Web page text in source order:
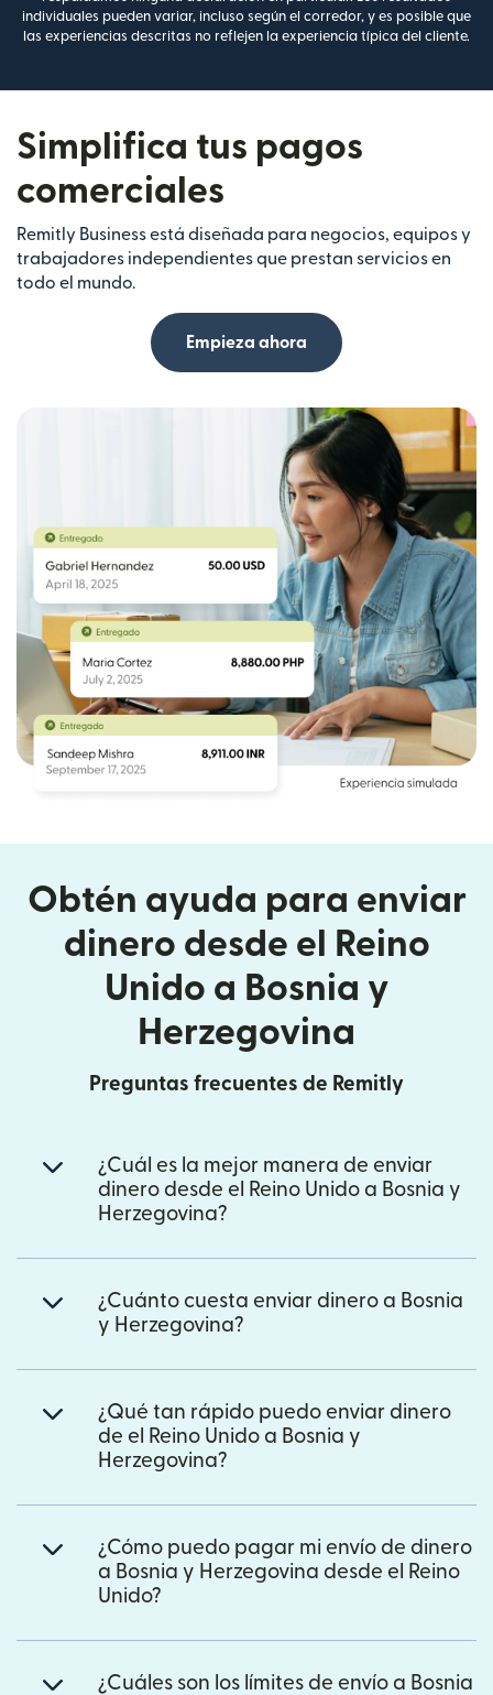
individuales pueden variar, incluso según el corredor, y es posible que
las experiencias descritas no reflejen la experiencia típica del cliente.
Simplifica tus pagos
comerciales
Remitly Business está diseñada para negocios, equipos y
trabajadores independientes que prestan servicios en
todo el mundo.
Empieza ahora
Obtén ayuda para enviar
dinero desde el Reino
Unido a Bosnia y
Herzegovina
Preguntas frecuentes de Remitly
¿Cuál es la mejor manera de enviar
dinero desde el Reino Unido a Bosnia y
Herzegovina?
¿Cuánto cuesta enviar dinero a Bosnia
y Herzegovina?
¿Qué tan rápido puedo enviar dinero
de el Reino Unido a Bosnia y
Herzegovina?
¿Cómo puedo pagar mi envío de dinero
a Bosnia y Herzegovina desde el Reino
Unido?
¿Cuáles son los límites de envío a Bosnia